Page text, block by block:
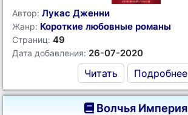
Автор: Лукас Дженни
Жанр: Короткие любовные романы
Страниц: 49
Дата добавления: 26-07-2020
Читать Подробнее
Волчья Империя